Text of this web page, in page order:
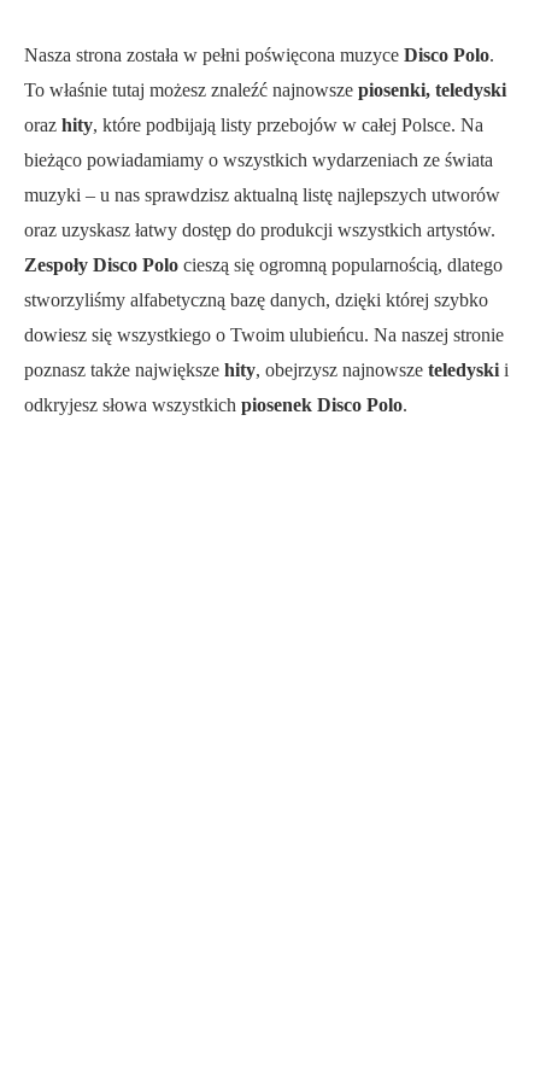
Nasza strona została w pełni poświęcona muzyce Disco Polo.
To właśnie tutaj możesz znaleźć najnowsze piosenki, teledyski
oraz hity, które podbijają listy przebojów w całej Polsce. Na
bieżąco powiadamiamy o wszystkich wydarzeniach ze świata
muzyki – u nas sprawdzisz aktualną listę najlepszych utworów
oraz uzyskasz łatwy dostęp do produkcji wszystkich artystów.
Zespoły Disco Polo cieszą się ogromną popularnością, dlatego
stworzyliśmy alfabetyczną bazę danych, dzięki której szybko
dowiesz się wszystkiego o Twoim ulubieńcu. Na naszej stronie
poznasz także największe hity, obejrzysz najnowsze teledyski i
odkryjesz słowa wszystkich piosenek Disco Polo.